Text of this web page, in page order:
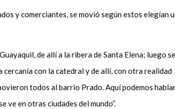
y comerciantes, se movió según estos elegían
de allí a la ribera de Santa Elena; luego se
con la catedral y de allí, con otra realidad
todos al barrio Prado. Aquí podemos
ve en otras ciudades del mundo”.